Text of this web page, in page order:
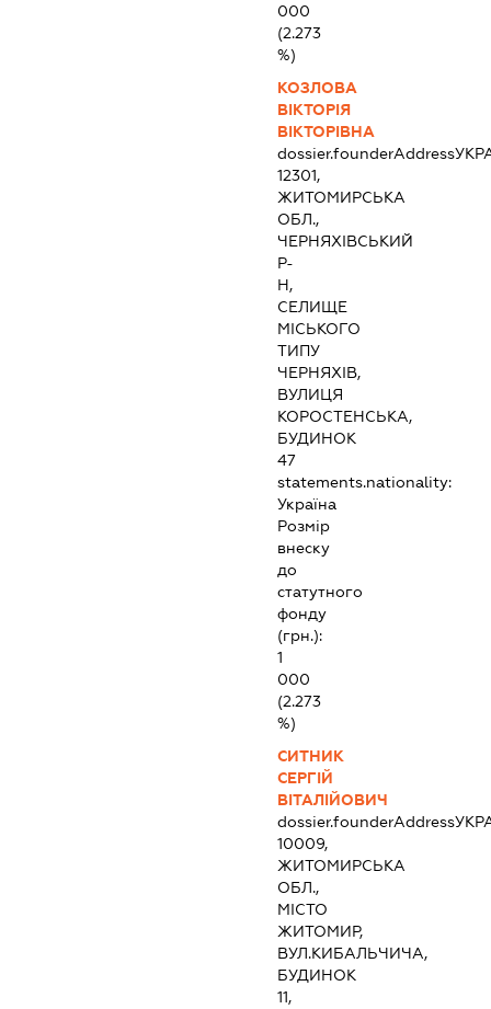
000
(2.273
%)
КОЗЛОВА
ВІКТОРІЯ
ВІКТОРІВНА
dossier.founderAddress
12301,
ЖИТОМИРСЬКА
ОБЛ.,
ЧЕРНЯХІВСЬКИЙ
Р-
Н,
СЕЛИЩЕ
МІСЬКОГО
ТИПУ
ЧЕРНЯХІВ,
ВУЛИЦЯ
КОРОСТЕНСЬКА,
БУДИНОК
47
statements.nationality:
Україна
Розмір
внеску
до
статутного
фонду
(грн.):
1
000
(2.273
%)
СИТНИК
СЕРГІЙ
ВІТАЛІЙОВИЧ
dossier.founderAddress
10009,
ЖИТОМИРСЬКА
ОБЛ.,
МІСТО
ЖИТОМИР,
ВУЛ.КИБАЛЬЧИЧА,
БУДИНОК
11,